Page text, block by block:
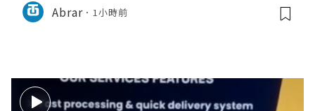
Abrar 1小時前